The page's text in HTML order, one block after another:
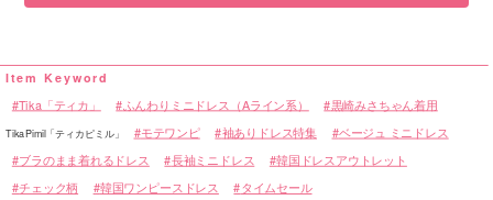
Tika「ティカ」 ふんわりミニドレス（Aライン系） 黒崎みさちゃん着用
TikaPimil「ティカピミル」 モテワンピ 袖ありドレス特集 ベージュ ミニドレス
ブラのまま着れるドレス 長袖ミニドレス
韓国ドレスアウトレット
チェック柄
韓国ワンピースドレス タイムセール